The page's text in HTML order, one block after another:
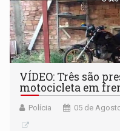
VÍDEO: Três são
motocicleta em
Polícia 05 de